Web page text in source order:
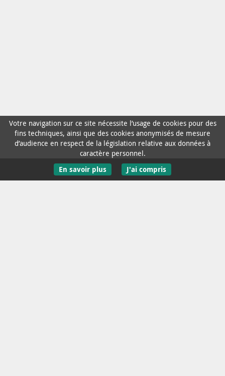
Votre navigation sur ce site nécessite l’usage de cookies pour des
fins techniques, ainsi que des cookies anonymisés de mesure
d’audience en respect de la législation relative aux données à
caractère personnel.
En savoir plus
J'ai compris